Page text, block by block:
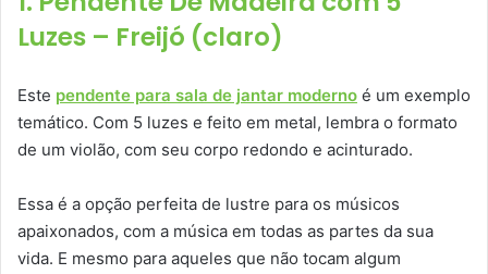
Luzes – Freijó (claro)
Este pendente para sala de jantar moderno é um exemplo
temático. Com 5 luzes e feito em metal, lembra o formato
de um violão, com seu corpo redondo e acinturado.
Essa é a opção perfeita de lustre para os músicos
apaixonados, com a música em todas as partes da sua
vida. E mesmo para aqueles que não tocam algum